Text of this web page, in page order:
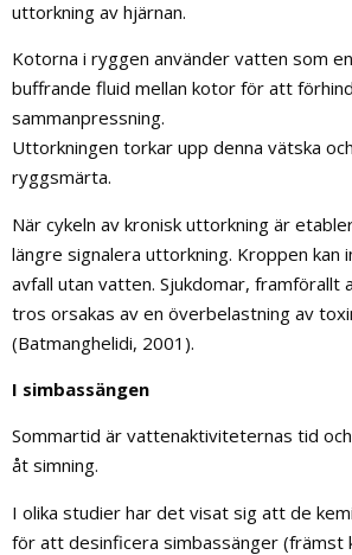
uttorkning av hjärnan.
Kotorna i ryggen använder vatten som
buffrande fluid mellan kotor för att
sammanpressning.
Uttorkningen torkar upp denna vätska
ryggsmärta.
När cykeln av kronisk uttorkning är
längre signalera uttorkning. Kroppen kan
avfall utan vatten. Sjukdomar, framförallt
tros orsakas av en överbelastning av
(Batmanghelidi, 2001).
I simbassängen
Sommartid är vattenaktiviteternas tid
åt simning.
I olika studier har det visat sig att de
för att desinficera simbassänger (främst